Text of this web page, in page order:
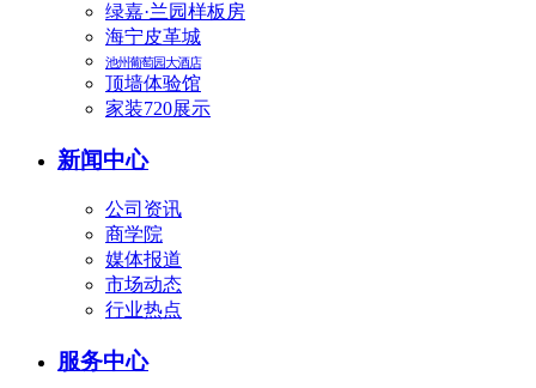
绿嘉·兰园样板房
海宁皮革城
池州葡萄园大酒店
顶墙体验馆
家装720展示
新闻中心
公司资讯
商学院
媒体报道
市场动态
行业热点
服务中心